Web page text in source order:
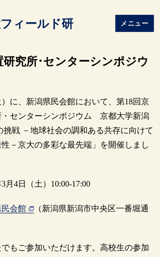
ィールド研 メニュー
研究所･センターシンポジウ
）に、新潟県民会館において、第18回京
・センターシンポジウム 京都大学新潟
挑戦 －地球社会の調和ある共存に向けて
－京大の多彩な最先端」を開催しまし
月4日（土）10:00-17:00
会館
（新潟県新潟市中央区一番堀通
もご参加いただけます。高校生の参加